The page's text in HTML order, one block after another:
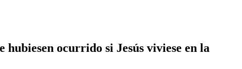
hubiesen ocurrido si Jesús viviese en la